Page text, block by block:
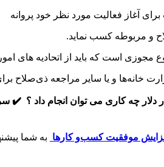
و مربوطه کسب نماید.
مجوزی است که باید از اتحادیه های امور
خانه‌ها و یا سایر مراجعه ذی‌صلاح
✔️
موفقیت کسب‌و کارها به شما